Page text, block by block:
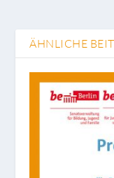
ÄHNLICHE